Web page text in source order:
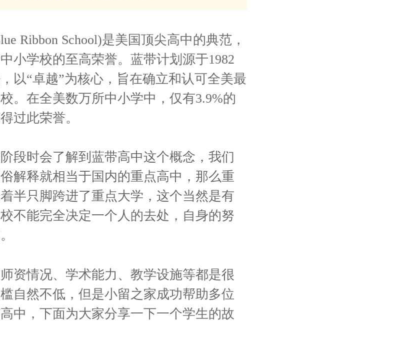
Ribbon School)是美国顶尖高中的典范，
小学校的至高荣誉。蓝带计划源于1982
以“卓越”为核心，旨在确立和认可全美最
。在全美数万所中小学中，仅有3.9%的
过此荣誉。
段时会了解到蓝带高中这个概念，我们
解释就相当于国内的重点高中，那么重
半只脚跨进了重点大学，这个当然是有
不能完全决定一个人的去处，自身的努
资情况、学术能力、教学设施等都是很
自然不低，但是小留之家成功帮助多位
中，下面为大家分享一下一个学生的故